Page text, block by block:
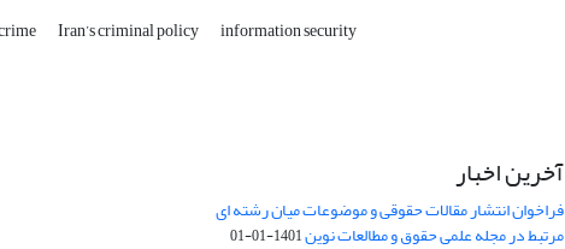
Iran’s criminal policy information security
آخرین اخبار
فراخوان انتشار مقالات حقوقی و موضوعات میان رشته ای
مرتبط در مجله علمی حقوق و مطالعات نوین1401-01-01